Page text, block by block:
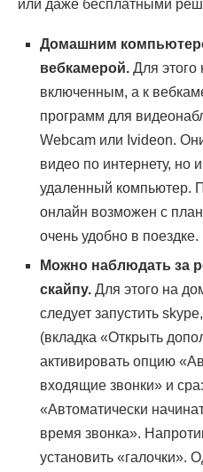
или даже бесплатными
Домашним
вебкамерой. Для этого
включенным, а к
программ для
Webcam или Ivideon.
видео по интернету, но
удаленный компьютер.
онлайн возможен с
очень удобно в поездке.
Можно наблюдать за
скайпу. Для этого на
следует запустить
(вкладка «Открыть
активировать опцию
входящие звонки» и
«Автоматически
время звонка».
установить «галочки».